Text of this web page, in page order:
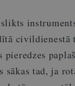
civildienestā
tad, ja